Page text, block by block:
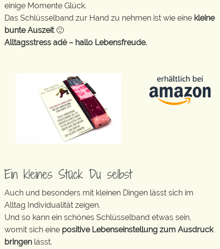
einige Momente Glück.
Das Schlüsselband zur Hand zu nehmen ist wie eine kleine
bunte Auszeit🙂
Alltagsstress adé – hallo Lebensfreude.
Ein kleines Stück Du selbst
Auch und besonders mit kleinen Dingen lässt sich im
Alltag Individualität zeigen.
Und so kann ein schönes Schlüsselband etwas sein,
womit sich eine positive Lebenseinstellung zum Ausdruck
bringen lässt.